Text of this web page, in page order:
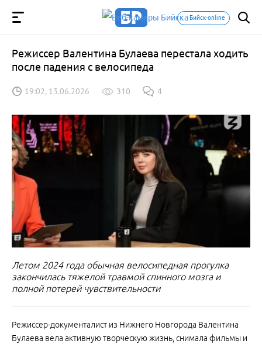
Бийск-online
Режиссер Валентина Булаева перестала ходить
после падения с велосипеда
19:02, 13.06.2026 310 4
Летом 2024 года обычная велосипедная прогулка
закончилась тяжелой травмой спинного мозга и
полной потерей чувствительности
Режиссер-документалист из Нижнего Новгорода Валентина
Булаева вела активную творческую жизнь, снимала фильмы и